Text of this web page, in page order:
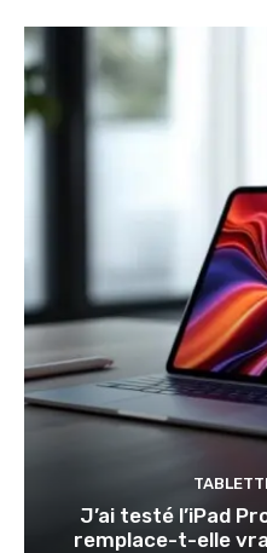
J’ai testé l’iPad
remplace-t-elle